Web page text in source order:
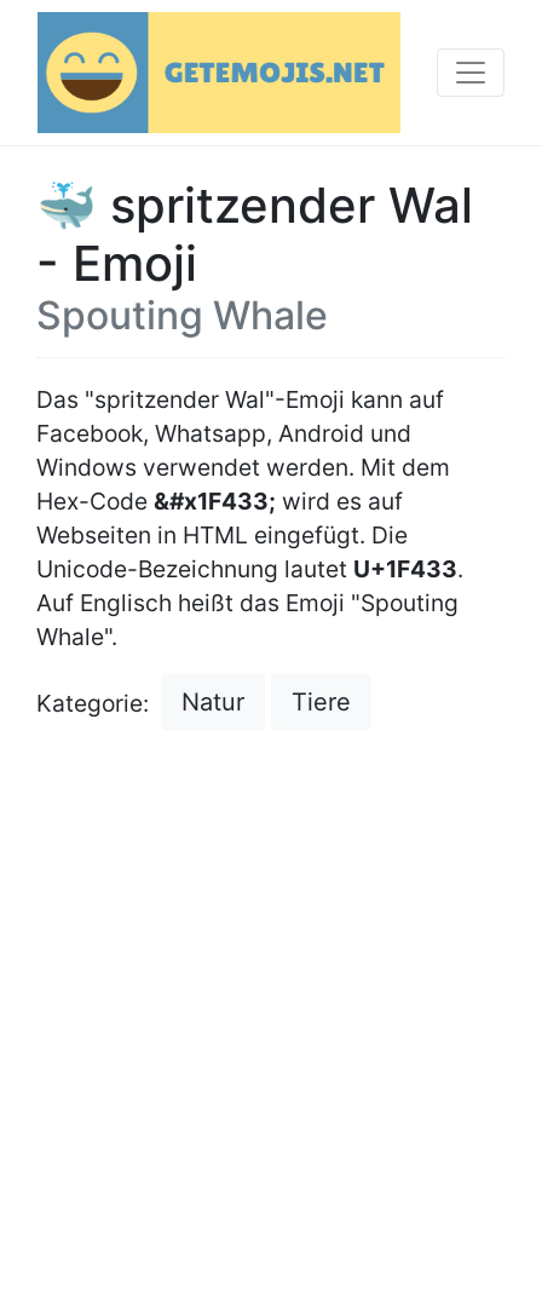
🐳 spritzender Wal
- Emoji
Spouting Whale
Das "spritzender Wal"-Emoji kann auf
Facebook, Whatsapp, Android und
Windows verwendet werden. Mit dem
Hex-Code &#x1F433; wird es auf
Webseiten in HTML eingefügt. Die
Unicode-Bezeichnung lautet U+1F433.
Auf Englisch heißt das Emoji "Spouting
Whale".
Kategorie: Natur Tiere